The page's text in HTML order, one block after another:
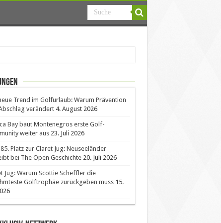
Trend im Golfurlaub: Warum Prävention
verändert 4. August 2026
Bay baut Montenegros erste Golf-
weiter aus 23. Juli 2026
Platz zur Claret Jug: Neuseeländer
bei The Open Geschichte 20. Juli 2026
Jug: Warum Scottie Scheffler die
Golftrophäe zurückgeben muss 15.